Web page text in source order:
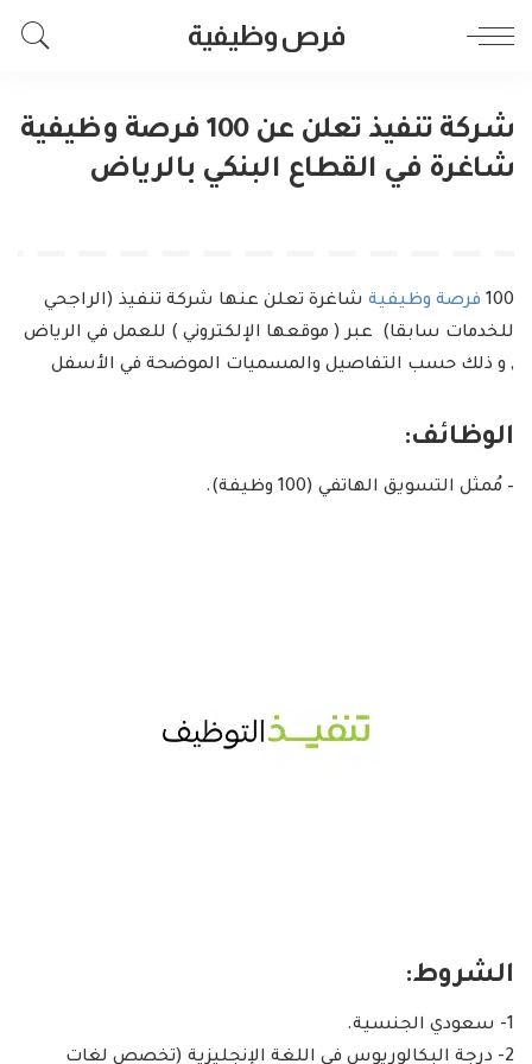
فرص وظيفية
شركة تنفيذ تعلن عن 100 فرصة وظيفية
شاغرة في القطاع البنكي بالرياض
100 فرصة وظيفية شاغرة تعلن عنها شركة تنفيذ (الراجحي
للخدمات سابقا) عبر ( موقعها الإلكتروني ) للعمل في الرياض
, و ذلك حسب التفاصيل والمسميات الموضحة في الأسفل
الوظائف:
– مُمثل التسويق الهاتفي (100 وظيفة).
الشروط:
1- سعودي الجنسية.
2- درجة البكالوريوس في اللغة الإنجليزية (تخصص لغات